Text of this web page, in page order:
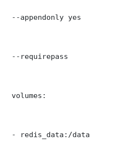
--appendonly yes
--requirepass
volumes:
- redis_data:/data